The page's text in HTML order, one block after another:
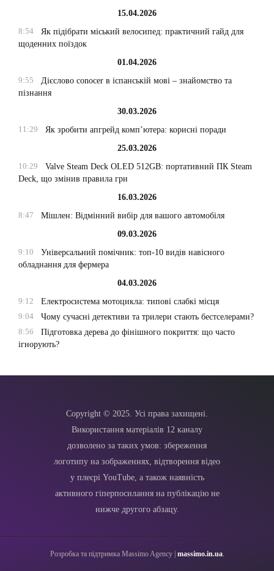
15.04.2026
8:54
Як підібрати міський велосипед: практичний гайд для
щоденних поїздок
01.04.2026
9:55
Дієслово conocer в іспанській мові – знайомство та
пізнання
30.03.2026
11:29
Як зробити апгрейд комп’ютера: корисні поради
25.03.2026
10:29
Valve Steam Deck OLED 512GB: портативний ПК Steam
Deck, що змінив правила гри
16.03.2026
8:47
Мішлен: Відмінний вибір для вашого автомобіля
09.03.2026
9:10
Універсальний помічник: топ-10 видів навісного
обладнання для фермера
04.03.2026
9:12
Електросистема мотоцикла: типові слабкі місця
9:04
Чому сучасні детективи та трилери стають бестселерами?
8:56
Підготовка дерева до фінішного покриття: що часто
ігнорують?
Copyright © 2025. Усі права захищені.
Використання матеріалів 12 каналу
дозволено за таких умов: збереження
логотипу на зображеннях, відтворення відео
у плеєрі YouTube, а також наявність
активного гіперпосилання на публікацію не
нижче другого абзацу.
Розробка та підтримка Massimo Agency | massimo.in.ua.